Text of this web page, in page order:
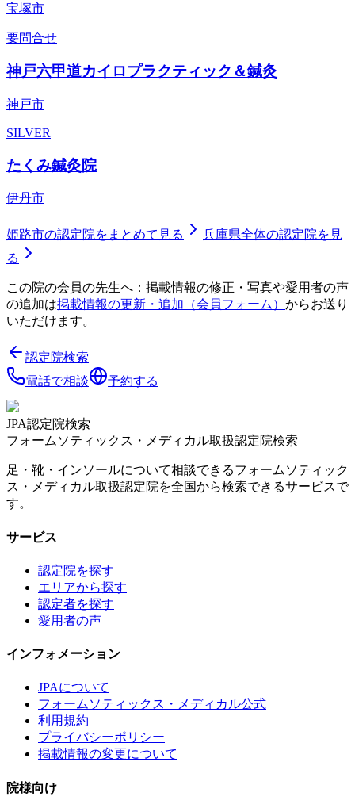
宝塚市
要問合せ
神戸六甲道カイロプラクティック＆鍼灸
神戸市
SILVER
たくみ鍼灸院
伊丹市
姫路市の認定院をまとめて見る 兵庫県全体の認定院を見
る
この院の会員の先生へ：掲載情報の修正・写真や愛用者の声
の追加は掲載情報の更新・追加（会員フォーム） からお送り
いただけます。
認定院検索
電話で相談
予約する
JPA認定院検索
フォームソティックス・メディカル取扱認定院検索
足・靴・インソールについて相談できるフォームソティック
ス・メディカル取扱認定院を全国から検索できるサービスで
す。
サービス
認定院を探す
エリアから探す
認定者を探す
愛用者の声
インフォメーション
JPAについて
フォームソティックス・メディカル公式
利用規約
プライバシーポリシー
掲載情報の変更について
院様向け